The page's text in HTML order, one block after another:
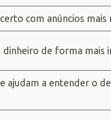
com anúncios mais
dinheiro de forma mais
ajudam a entender o